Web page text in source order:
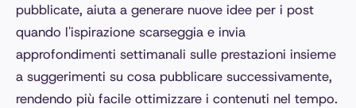
pubblicate, aiuta a generare nuove idee per i post
quando l'ispirazione scarseggia e invia
approfondimenti settimanali sulle prestazioni insieme
a suggerimenti su cosa pubblicare successivamente,
rendendo più facile ottimizzare i contenuti nel tempo.